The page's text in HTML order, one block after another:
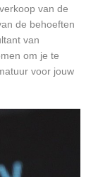
van de
de behoeften
van
om je te
voor jouw